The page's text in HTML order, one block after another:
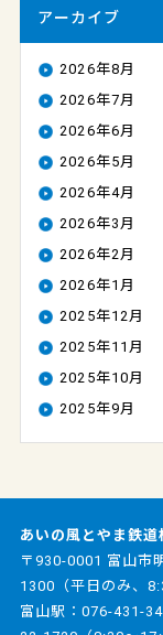
アーカイブ
2026年8月
2026年7月
2026年6月
2026年5月
2026年4月
2026年3月
2026年2月
2026年1月
2025年12月
2025年11月
2025年10月
2025年9月
あいの風とやま鉄道
〒930-0001 富山市
1300 （平日のみ、
富山駅：076-431-